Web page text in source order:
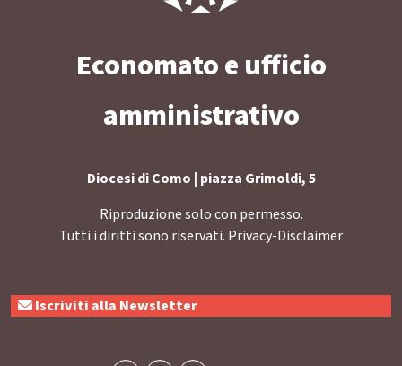
Economato e ufficio
amministrativo
Diocesi di Como | piazza Grimoldi, 5
Riproduzione solo con permesso.
Tutti i diritti sono riservati. Privacy-Disclaimer
Iscriviti alla Newsletter